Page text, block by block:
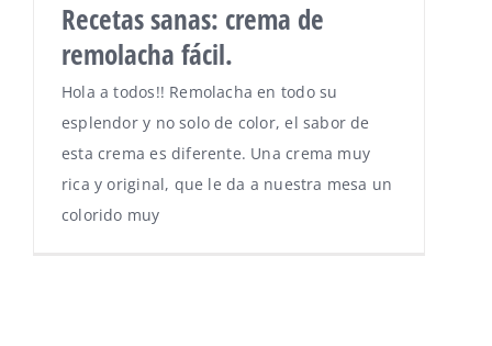
Recetas sanas: crema de
remolacha fácil.
Hola a todos!! Remolacha en todo su
esplendor y no solo de color, el sabor de
esta crema es diferente. Una crema muy
rica y original, que le da a nuestra mesa un
colorido muy